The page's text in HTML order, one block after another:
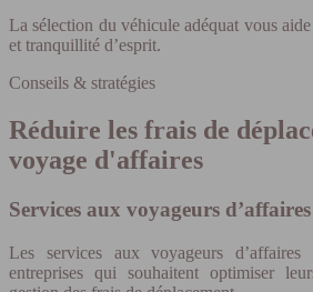
La sélection du véhicule adéquat vous
et tranquillité d’esprit.
Conseils & stratégies
Réduire les frais de
voyage d'affaires
Services aux voyageurs d’affaires
Les services aux voyageurs
entreprises qui souhaitent optimiser